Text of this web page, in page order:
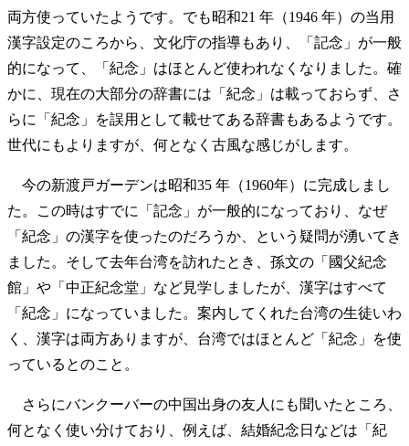
両方使っていたようです。でも昭和21 年（1946 年）の当用
漢字設定のころから、文化庁の指導もあり、「記念」が一般
的になって、「紀念」はほとんど使われなくなりました。確
かに、現在の大部分の辞書には「紀念」は載っておらず、さ
らに「紀念」を誤用として載せてある辞書もあるようです。
世代にもよりますが、何となく古風な感じがします。
今の新渡戸ガーデンは昭和35 年（1960年）に完成しまし
た。この時はすでに「記念」が一般的になっており、なぜ
「紀念」の漢字を使ったのだろうか、という疑問が湧いてき
ました。そして去年台湾を訪れたとき、孫文の「國父紀念
館」や「中正紀念堂」など見学しましたが、漢字はすべて
「紀念」になっていました。案内してくれた台湾の生徒いわ
く、漢字は両方ありますが、台湾ではほとんど「紀念」を使
っているとのこと。
さらにバンクーバーの中国出身の友人にも聞いたところ、
何となく使い分けており、例えば、結婚紀念日などは「紀